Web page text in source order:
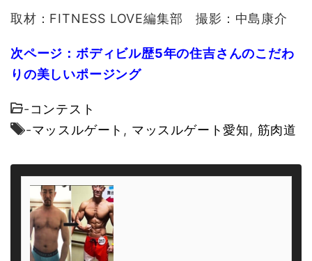
取材：FITNESS LOVE編集部 撮影：中島康介
次ページ：ボディビル歴5年の住吉さんのこだわ
りの美しいポージング
-コンテスト
-マッスルゲート , マッスルゲート愛知, 筋肉道